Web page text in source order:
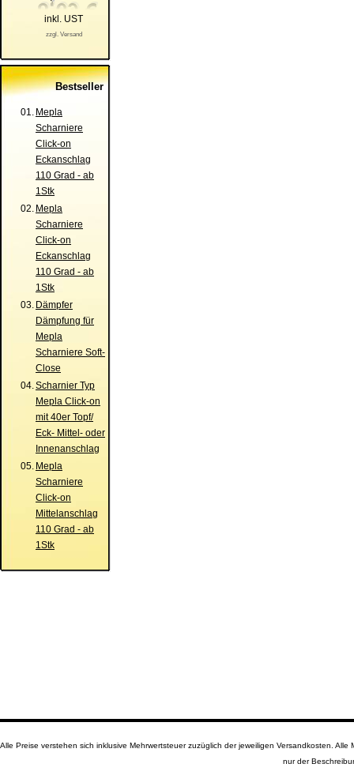
inkl. UST
zzgl. Versand
Bestseller
01. Mepla
Scharniere
Click-on
Eckanschlag
110 Grad - ab
1Stk
02. Mepla
Scharniere
Click-on
Eckanschlag
110 Grad - ab
1Stk
03. Dämpfer
Dämpfung für
Mepla
Scharniere Soft-
Close
04.Scharnier Typ
Mepla Click-on
mit 40er Topf/
Eck- Mittel- oder
Innenanschlag
05. Mepla
Scharniere
Click-on
Mittelanschlag
110 Grad - ab
1Stk
Alle Preise verstehen sich inklusive Mehrwertsteuer zuzüglich der jeweiligen Versandkosten.
nur der